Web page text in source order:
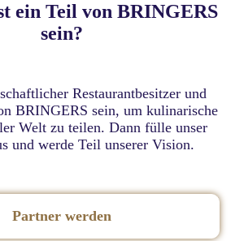
ein Teil von BRINGERS
sein?
Restaurantbesitzer und
BRINGERS sein, um kulinarische
Welt zu teilen. Dann fülle unser
und werde Teil unserer Vision.
Partner werden